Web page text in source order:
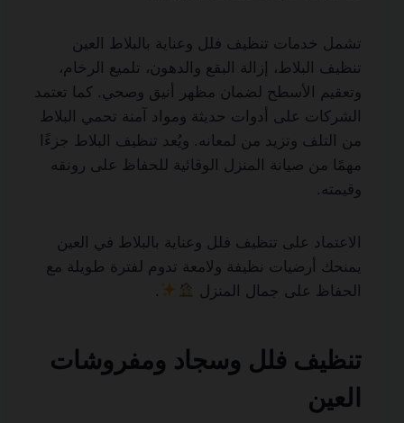
تشمل خدمات تنظيف فلل وعناية بالبلاط العين
تنظيف البلاط، إزالة البقع والدهون، تلميع الرخام،
وتعقيم الأسطح لضمان مظهر أنيق وصحي. كما تعتمد
الشركات على أدوات حديثة ومواد آمنة تحمي البلاط
من التلف وتزيد من لمعانه. ويُعد تنظيف البلاط جزءًا
مهمًا من صيانة المنزل الوقائية للحفاظ على رونقه
وقيمته.
الاعتماد على تنظيف فلل وعناية بالبلاط في العين
يمنحك أرضيات نظيفة ولامعة تدوم لفترة طويلة مع
الحفاظ على جمال المنزل
.
تنظيف فلل وسجاد ومفروشات
العين